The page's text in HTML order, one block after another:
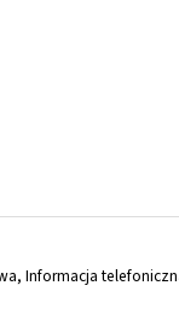
Informacja